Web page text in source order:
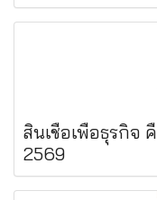
สินเชื่อเพื่อธุรกิจ
2569